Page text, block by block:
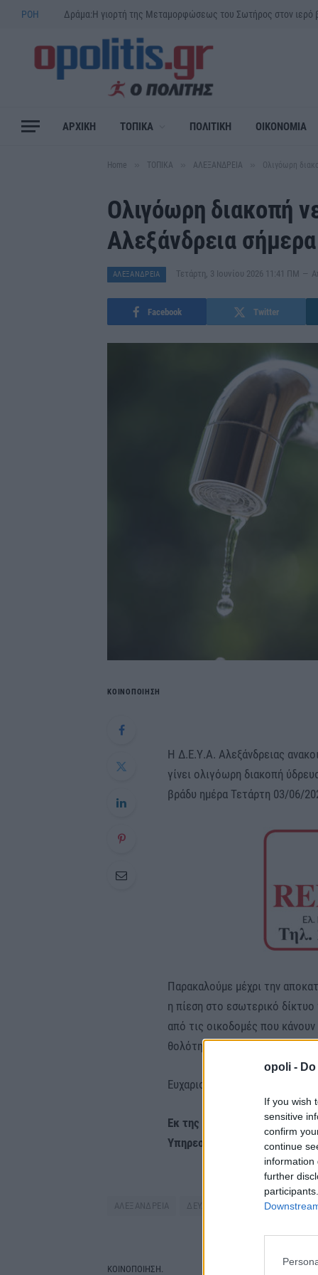
opoli -
If you wish
sensitive
confirm
continue
information
further
ΡΟΗ
ΑΡΧΙΚΗ ΤΟΠΙΚΑ ΠΟΛΙΤΙΚΗ ΟΙΚΟΝΟΜΙΑ
Home ΤΟΠΙΚΑ ΑΛΕΞΑΝΔΡΕΙΑ Ολιγόωρη
Ολιγόωρη διακοπή
Αλεξάνδρεια
ΑΛΕΞΑΝΔΡΕΙΑ Τετάρτη, 3 Ιουνίου 2026 11:41 ΠΜ
Facebook Twitter
ΚΟΙΝΟΠΟΙΗΣΗ
Η Δ.Ε.Υ.Α. Αλεξάνδρειας
γίνει ολιγόωρη διακοπή
βράδυ ημέρα Τετάρτη 03/06/
Παρακαλούμε μέχρι την
η πίεση στο εσωτερικό
από τις οικοδομές που
θολότητας του νερού .
Ευχαριστούμε για την
Εκ της Τεχνικής
Υπηρεσίας της ΔΕΥΑ ΑΛ
ΑΛΕΞΑΝΔΡΕΙΑ ΔΕΥΑΑΛ ΔΙΑΚΟΠΗ ΝΕΡΟΥ
ΚΟΙΝΟΠΟΙΗΣΗ.